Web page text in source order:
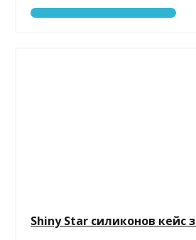
Shiny Star силиконов кейс